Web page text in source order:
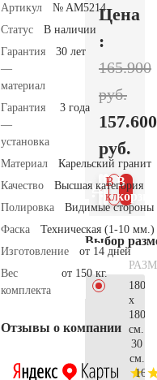
Артикул
№ AM5214
Статус
В наличии
Гарантия
—
материал
30 лет
Гарантия
—
установка
3 года
Материал
Карельский гранит
Качество
Высшая категория
Полировка
Видимые стороны
Фаска
Техническая (1-10 мм.)
Изготовление
от 14 дней
Вес
комплекта
от 150 кг.
Отзывы о компании
Цена
:
165.900
руб.
157.600
руб.
В
В 1
клик
Выбор
180
x
180
см.
30
см.